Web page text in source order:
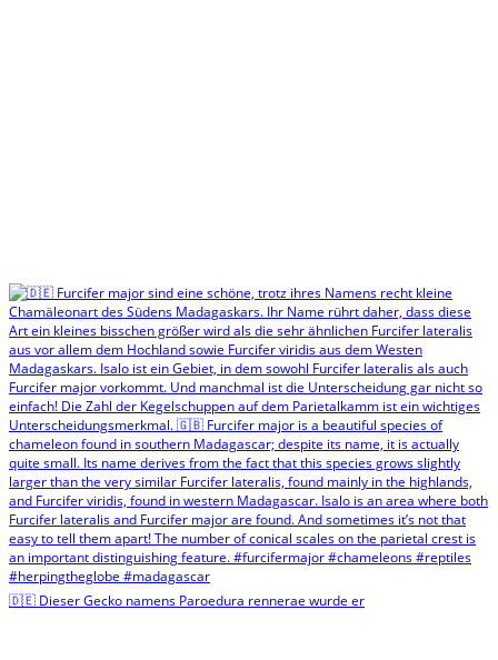
🇩🇪 Dieser Gecko namens Paroedura rennerae wurde er